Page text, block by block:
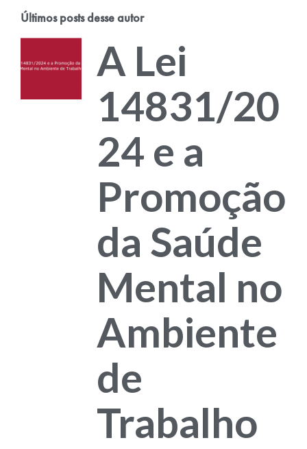
Últimos posts desse autor
A Lei
14831/20
24 e a
Promoção
da Saúde
Mental no
Ambiente
de
Trabalho